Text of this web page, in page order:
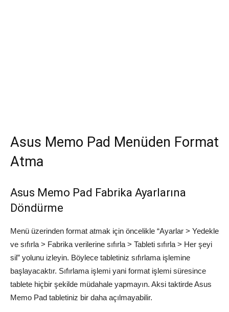
Asus Memo Pad Menüden Format
Atma
Asus Memo Pad Fabrika Ayarlarına
Döndürme
Menü üzerinden format atmak için öncelikle “Ayarlar > Yedekle
ve sıfırla > Fabrika verilerine sıfırla > Tableti sıfırla > Her şeyi
sil” yolunu izleyin. Böylece tabletiniz sıfırlama işlemine
başlayacaktır. Sıfırlama işlemi yani format işlemi süresince
tablete hiçbir şekilde müdahale yapmayın. Aksi taktirde Asus
Memo Pad tabletiniz bir daha açılmayabilir.